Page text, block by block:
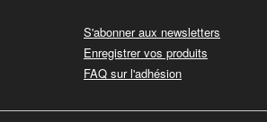
S'abonner aux newsletters
Enregistrer vos produits
FAQ sur l'adhésion